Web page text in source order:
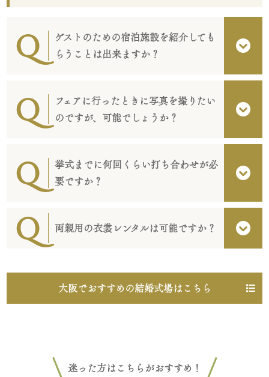
ゲストのための宿泊施設を紹介しても
らうことは出来ますか？
フェアに行ったときに写真を撮りたい
のですが、可能でしょうか？
挙式までに何回くらい打ち合わせが必
要ですか？
両親用の衣裳レンタルは可能ですか？
大阪でおすすめの結婚式場はこちら
迷った方はこちらがおすすめ！